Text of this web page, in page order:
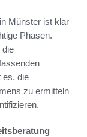
Münster ist klar
Phasen.
die
es, die
zu ermitteln